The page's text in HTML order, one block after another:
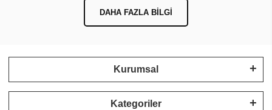
DAHA FAZLA BILGI
Kurumsal
Kategoriler